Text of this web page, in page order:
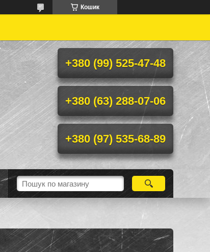
Кошик
+380 (99) 525-47-48
+380 (63) 288-07-06
+380 (97) 535-68-89